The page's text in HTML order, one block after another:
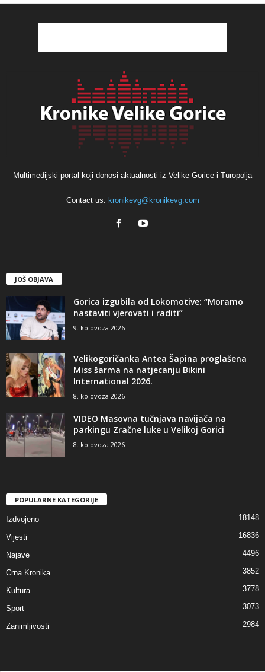
Multimedijski portal koji donosi aktualnosti iz Velike Gorice i Turopolja
Contact us: kronikevg@kronikevg.com
JOŠ OBJAVA
Gorica izgubila od Lokomotive: “Moramo
nastaviti vjerovati i raditi”
9. kolovoza 2026
Velikogoričanka Antea Šapina proglašena
Miss šarma na natjecanju Bikini
International 2026.
8. kolovoza 2026
VIDEO Masovna tučnjava navijača na
parkingu Zračne luke u Velikoj Gorici
8. kolovoza 2026
POPULARNE KATEGORIJE
Izdvojeno 18148
Vijesti 16836
Najave 4496
Crna Kronika 3852
Kultura 3778
Sport 3073
Zanimljivosti 2984